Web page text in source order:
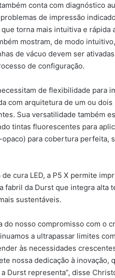
conta com diagnóstico
de impressão
torna mais intuitiva e rápida
mostram, de modo
de vácuo devem ser
de configuração.
de flexibilidade para
com arquitetura de um ou
Sua versatilidade também
tintas fluorescentes para
para cobertura perfeita,
de cura LED, a P5 X permite
fabril da Durst que integra alta
sustentáveis.
do nosso compromisso com o
a ultrapassar limites
às necessidades
nossa dedicação à
Durst representa”, disse